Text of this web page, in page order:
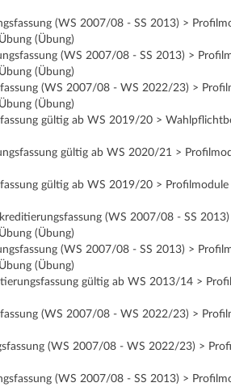
(WS 2007/08 - SS 2013) >
(Übung)
(WS 2007/08 - SS 2013) >
(Übung)
(WS 2007/08 - WS 2022/23) >
(Übung)
gültig ab WS 2019/20 >
gültig ab WS 2020/21 >
gültig ab WS 2019/20 >
(WS 2007/08 - SS
(Übung)
(WS 2007/08 - SS 2013) >
(Übung)
gültig ab WS 2013/14 >
(WS 2007/08 - WS 2022/23) >
(WS 2007/08 - WS 2022/23) >
(WS 2007/08 - SS 2013) >